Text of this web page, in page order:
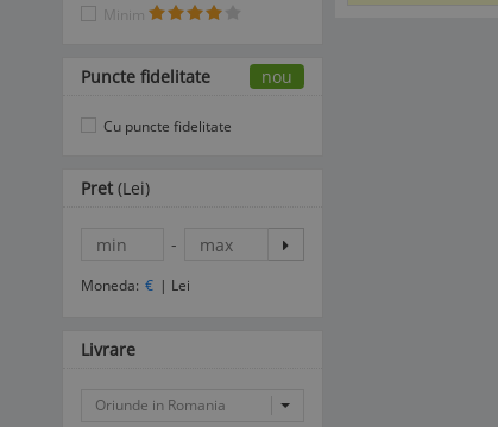
Minim
Puncte fidelitate nou
Cu puncte fidelitate
Pret (Lei)
-
Moneda: € | Lei
Livrare
Oriunde in Romania